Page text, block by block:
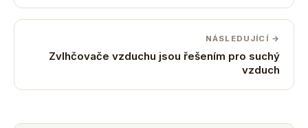
NÁSLEDUJÍCÍ →
Zvlhčovače vzduchu jsou řešením pro suchý
vzduch